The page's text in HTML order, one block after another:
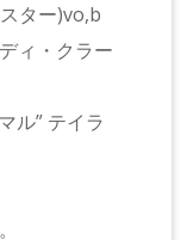
ター)vo,b
ィ・クラー
ル” テイラ